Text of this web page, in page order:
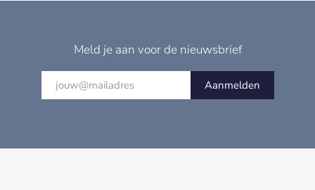
Meld je aan voor de nieuwsbrief
Aanmelden